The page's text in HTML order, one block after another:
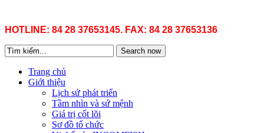
HOTLINE: 84 28 37653145. FAX: 84 28 37653136
Search now
Trang chủ
Giới thiệu
Lịch sử phát triển
Tầm nhìn và sứ mệnh
Giá trị cốt lõi
Sơ đồ tổ chức